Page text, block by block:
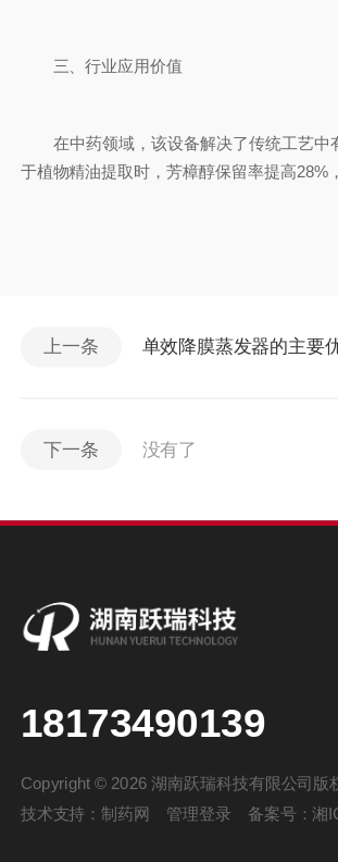
三、行业应用价值
在中药领域，该设备解决了传统工艺中有
于植物精油提取时，芳樟醇保留率提高28%
上一条 单效降膜蒸发器的主要
下一条 没有了
18173490139
Copyright © 2026 湖南跃瑞科技有限公司版
技术支持：制药网 管理登录 备案号：湘